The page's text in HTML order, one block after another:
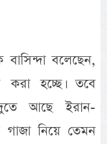
বলেছেন,
করা হচ্ছে। তবে
আছে ইরান-
নিয়ে তেমন